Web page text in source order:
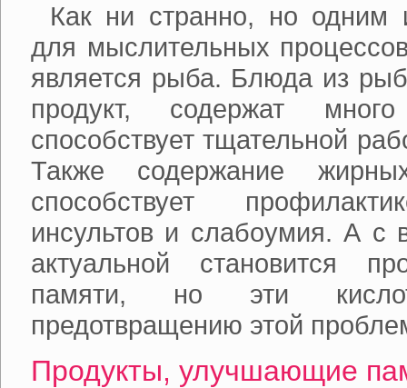
Как ни странно, но одним
для мыслительных
является рыба. Блюда из
продукт, содержат
способствует тщательной
Также содержание
способствует
инсультов и слабоумия. А с
актуальной становится
памяти, но эти
предотвращению этой
Продукты, улучшающие